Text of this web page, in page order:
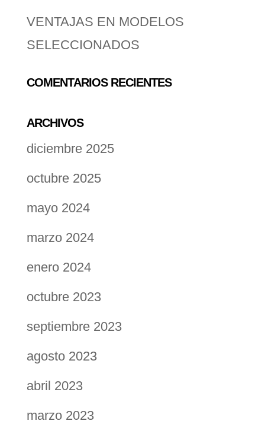
VENTAJAS EN MODELOS
SELECCIONADOS
COMENTARIOS RECIENTES
ARCHIVOS
diciembre 2025
octubre 2025
mayo 2024
marzo 2024
enero 2024
octubre 2023
septiembre 2023
agosto 2023
abril 2023
marzo 2023